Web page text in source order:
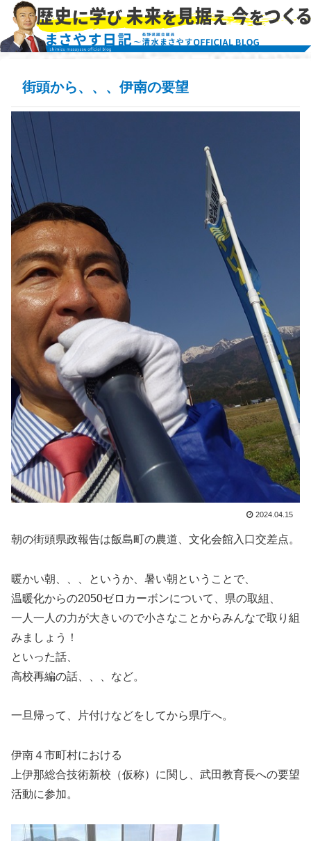
街頭から、、、伊南の要望
2024.04.15
朝の街頭県政報告は飯島町の農道、文化会館入口交差点。
暖かい朝、、、というか、暑い朝ということで、
温暖化からの2050ゼロカーボンについて、県の取組、
一人一人の力が大きいので小さなことからみんなで取り組
みましょう！
といった話、
高校再編の話、、、など。
一旦帰って、片付けなどをしてから県庁へ。
伊南４市町村における
上伊那総合技術新校（仮称）に関し、武田教育長への要望
活動に参加。